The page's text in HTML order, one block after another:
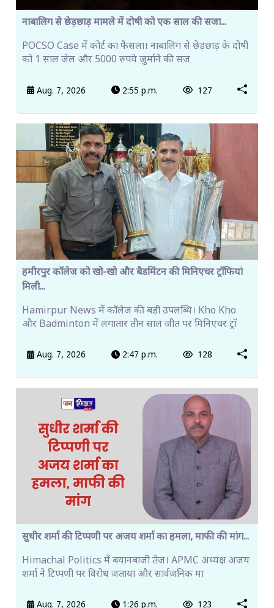
नाबालिग से छेड़छाड़ मामले में दोषी को एक साल की सजा...
POCSO Case में कोर्ट का फैसला। नाबालिग से छेड़छाड़ के दोषी
को 1 साल जेल और 5000 रुपये जुर्माने की सज
Aug. 7, 2026 2:55 p.m. 127
हमीरपुर कॉलेज को खो-खो और बैडमिंटन की मिनिएचर ट्रॉफियां
मिली...
Hamirpur News में कॉलेज की बड़ी उपलब्धि। Kho Kho
और Badminton में लगातार तीन साल जीत पर मिनिएचर ट्रॉ
Aug. 7, 2026 2:47 p.m. 128
सुधीर शर्मा की टिप्पणी पर अजय शर्मा का हमला, माफी की मांग...
Himachal Politics में बयानबाजी तेज। APMC अध्यक्ष अजय
शर्मा ने टिप्पणी पर विरोध जताया और सार्वजनिक मा
Aug. 7, 2026 1:26 p.m. 123